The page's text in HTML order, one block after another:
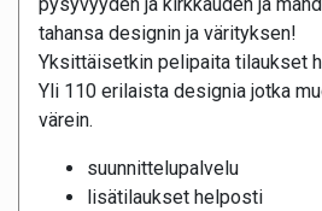
tahansa designin ja värityksen!
Yksittäisetkin pelipaita tilaukset
Yli 110 erilaista designia jotka
värein.
suunnittelupalvelu
lisätilaukset helposti